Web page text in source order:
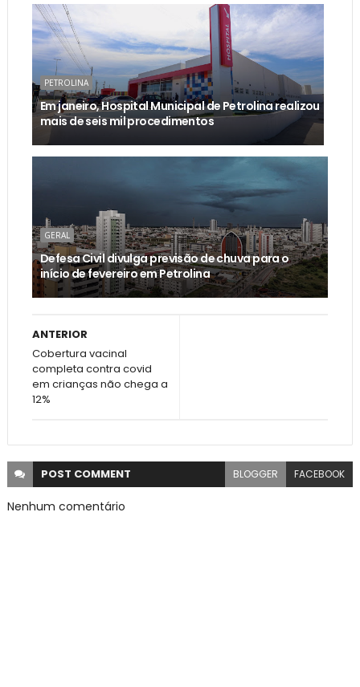
PETROLINA
Em janeiro, Hospital Municipal de Petrolina realizou
mais de seis mil procedimentos
GERAL
Defesa Civil divulga previsão de chuva para o
início de fevereiro em Petrolina
ANTERIOR
Cobertura vacinal
completa contra covid
em crianças não chega a
12%
POST COMMENT BLOGGER FACEBOOK
Nenhum comentário